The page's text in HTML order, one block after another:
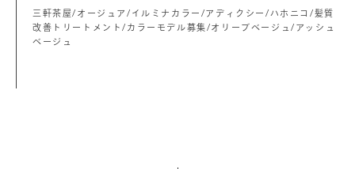
三軒茶屋/オージュア/イルミナカラー/アディクシー/ハホニコ/髪質
改善トリートメント/カラーモデル募集/オリーブベージュ/アッシュ
ベージュ